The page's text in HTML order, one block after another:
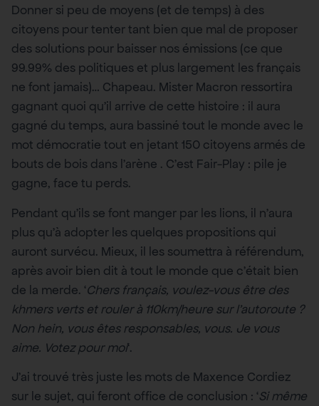
Donner si peu de moyens (et de temps) à des
citoyens pour tenter tant bien que mal de proposer
des solutions pour baisser nos émissions (ce que
99.99% des politiques et plus largement les français
ne font jamais)… Chapeau. Mister Macron ressortira
gagnant quoi qu’il arrive de cette histoire : il aura
gagné du temps, aura bassiné tout le monde avec le
mot démocratie tout en jetant 150 citoyens armés de
bouts de bois dans l’arène . C’est Fair-Play : pile je
gagne, face tu perds.
Pendant qu’ils se font manger par les lions, il n’aura
plus qu’à adopter les quelques propositions qui
auront survécu. Mieux, il les soumettra à référendum,
après avoir bien dit à tout le monde que c’était bien
de la merde. ‘Chers français, voulez-vous être des
khmers verts et rouler à 110km/heure sur l’autoroute ?
Non hein, vous êtes responsables, vous. Je vous
aime. Votez pour moi‘.
J’ai trouvé très juste les mots de Maxence Cordiez
sur le sujet, qui feront office de conclusion : ‘Si même